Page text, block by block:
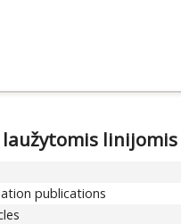
linijomis
publications